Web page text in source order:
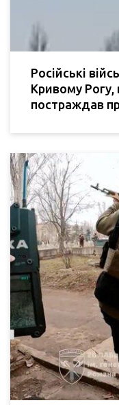
Російські
Кривому Рогу,
постраждав